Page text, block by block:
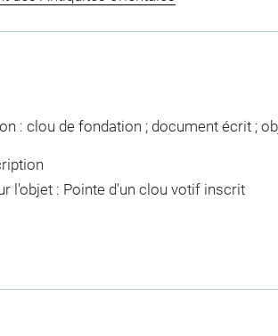
: clou de fondation ; document écrit ;
l'objet : Pointe d'un clou votif inscrit